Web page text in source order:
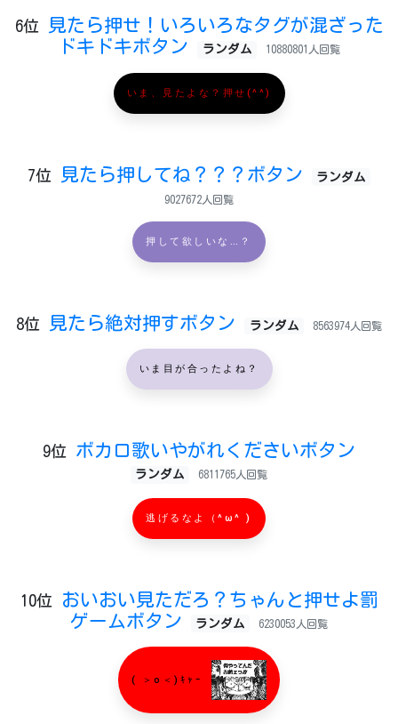
6位
見たら押せ！いろいろなタグが混ざった
ドキドキボタン
ランダム 10880801人回覧
いま、見たよな？押せ(^^)
7位 見たら押してね？？？ボタン ランダム
9027672人回覧
押して欲しいな…？
8位 見たら絶対押すボタン ランダム 8563974人回覧
いま目が合ったよね？
9位 ボカロ歌いやがれくださいボタン
ランダム 6811765人回覧
逃げるなよ（^ω^ )
10位
おいおい見ただろ？ちゃんと押せよ罰
ゲームボタン
ランダム 6230053人回覧
( ＞o＜)ｷｬｰ